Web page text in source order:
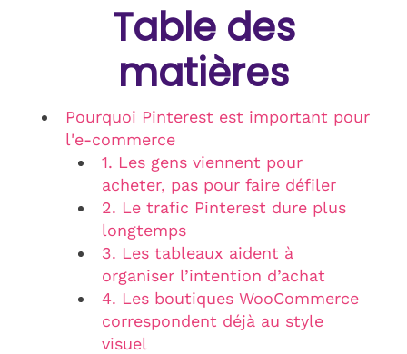
Table des
matières
Pourquoi Pinterest est important pour
l'e-commerce
1. Les gens viennent pour
acheter, pas pour faire défiler
2. Le trafic Pinterest dure plus
longtemps
3. Les tableaux aident à
organiser l’intention d’achat
4. Les boutiques WooCommerce
correspondent déjà au style
visuel